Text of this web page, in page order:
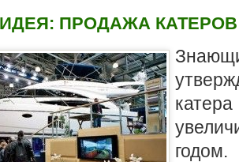
ПРОДАЖА КАТЕРОВ